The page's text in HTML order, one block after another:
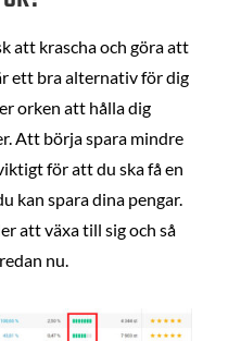
att krascha och göra att
ett bra alternativ för dig
orken att hålla dig
Att börja spara mindre
för att du ska få en
kan spara dina pengar.
att växa till sig och så
nu.